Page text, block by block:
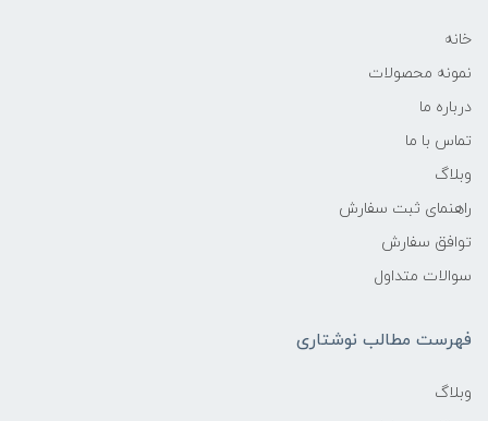
خانه
نمونه محصولات
درباره ما
تماس با ما
وبلاگ
راهنمای ثبت سفارش
توافق سفارش
سوالات متداول
فهرست مطالب نوشتاری
وبلاگ